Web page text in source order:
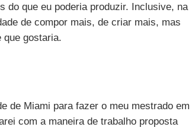
do que eu poderia produzir. Inclusive, na
de compor mais, de criar mais, mas
que gostaria.
de Miami para fazer o meu mestrado em
com a maneira de trabalho proposta